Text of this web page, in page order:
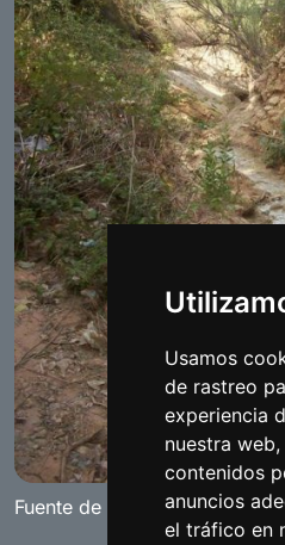
Usamos
de rastreo
experiencia
nuestra
contenidos
anuncios
el tráfico en
Fuente de la Dehesilla